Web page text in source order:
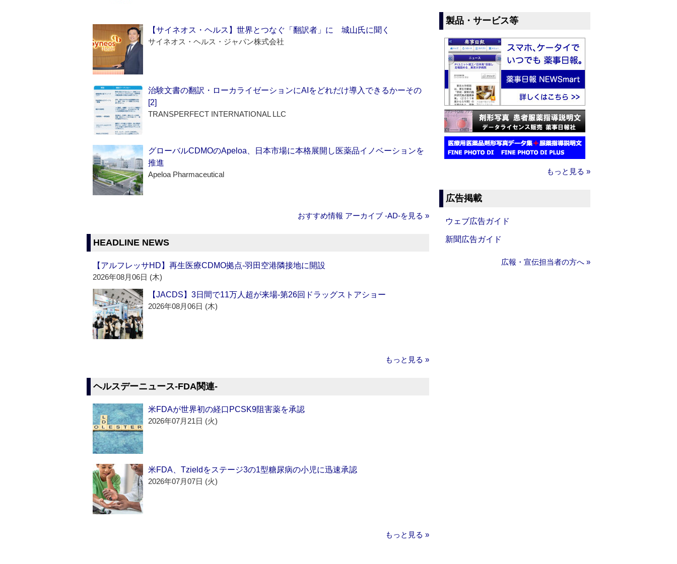
【サイネオス・ヘルス】世界とつなぐ「翻訳者」に 城山氏に聞く
サイネオス・ヘルス・ジャパン株式会社
治験文書の翻訳・ローカライゼーションにAIをどれだけ導入できるかーその
[2]
TRANSPERFECT INTERNATIONAL LLC
グローバルCDMOのApeloa、日本市場に本格展開し医薬品イノベーションを
推進
Apeloa Pharmaceutical
おすすめ情報 アーカイブ ‐AD‐を見る »
HEADLINE NEWS
【アルフレッサHD】再生医療CDMO拠点‐羽田空港隣接地に開設
2026年08月06日 (木)
【JACDS】3日間で11万人超が来場‐第26回ドラッグストアショー
2026年08月06日 (木)
もっと見る »
ヘルスデーニュース‐FDA関連‐
米FDAが世界初の経口PCSK9阻害薬を承認
2026年07月21日 (火)
米FDA、Tzieldをステージ3の1型糖尿病の小児に迅速承認
2026年07月07日 (火)
もっと見る »
製品・サービス等
もっと見る »
広告掲載
ウェブ広告ガイド
新聞広告ガイド
広報・宣伝担当者の方へ »